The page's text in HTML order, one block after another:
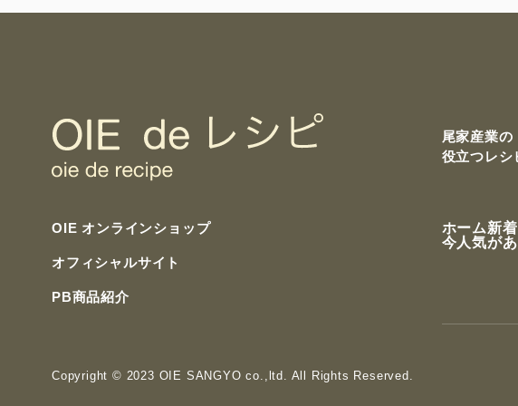
尾家産業の
役立つレシ
OIE オンラインショップ
オフィシャルサイト
PB商品紹介
ホーム新
今人気が
Copyright © 2023 OIE SANGYO co.,ltd. All Rights Reserved.